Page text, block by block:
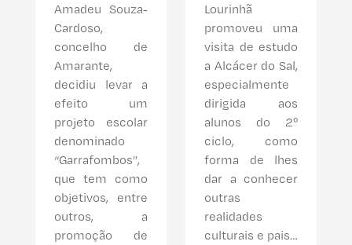
Amadeu Souza-
Cardoso,
concelho de
Amarante,
decidiu levar a
efeito um
projeto escolar
denominado
“Garrafombos”,
que tem como
objetivos, entre
outros, a
promoção de
Lourinhã
promoveu uma
visita de estudo
a Alcácer do Sal,
especialmente
dirigida aos
alunos do 2º
ciclo, como
forma de lhes
dar a conhecer
outras
realidades
culturais e pais…